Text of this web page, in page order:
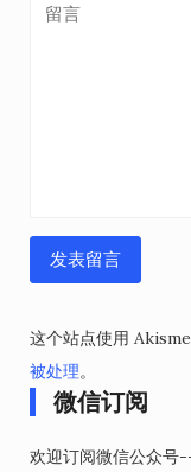
这个站点使用
被处理。
微信订阅
欢迎订阅微信公众号